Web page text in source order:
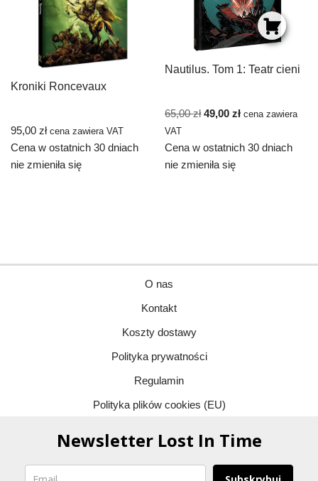
Kroniki Roncevaux
95,00 zł cena zawiera VAT
Cena w ostatnich 30 dniach
nie zmieniła się
Nautilus. Tom 1: Teatr cieni
65,00zł 49,00zł cena zawiera
VAT
Cena w ostatnich 30 dniach
nie zmieniła się
O nas
Kontakt
Koszty dostawy
Polityka prywatności
Regulamin
Polityka plików cookies (EU)
Newsletter Lost In Time